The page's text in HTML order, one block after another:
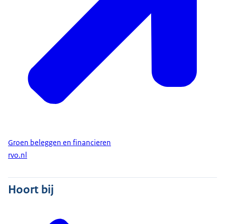
Groen beleggen en financieren
rvo.nl
Hoort bij